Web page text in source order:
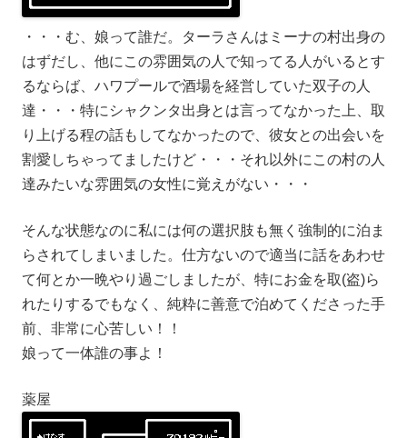
・・・む、娘って誰だ。ターラさんはミーナの村出身の
はずだし、他にこの雰囲気の人で知ってる人がいるとす
るならば、ハワプールで酒場を経営していた双子の人
達・・・特にシャクンタ出身とは言ってなかった上、取
り上げる程の話もしてなかったので、彼女との出会いを
割愛しちゃってましたけど・・・それ以外にこの村の人
達みたいな雰囲気の女性に覚えがない・・・
そんな状態なのに私には何の選択肢も無く強制的に泊ま
らされてしまいました。仕方ないので適当に話をあわせ
て何とか一晩やり過ごしましたが、特にお金を取(盗)ら
れたりするでもなく、純粋に善意で泊めてくださった手
前、非常に心苦しい！！
娘って一体誰の事よ！
薬屋